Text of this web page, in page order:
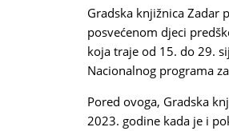
Gradska knjižnica Zadar
posvećenom djeci
koja traje od 15. do 29.
Nacionalnog programa
Pored ovoga, Gradska
2023. godine kada je i